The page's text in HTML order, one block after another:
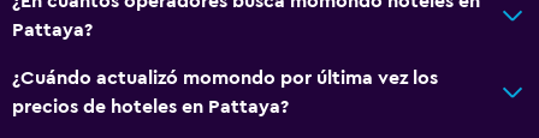
Nevera
Cafetera
Pattaya?
¿Cuándo actualizó momondo por última vez los
precios de hoteles en Pattaya?